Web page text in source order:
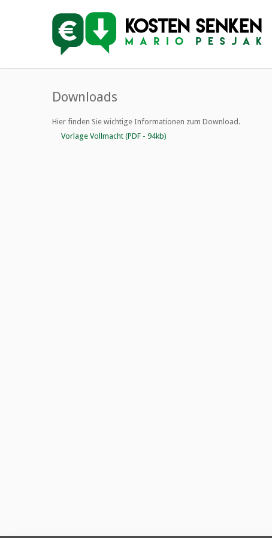
Downloads
Hier finden Sie wichtige Informationen zum Download.
Vorlage Vollmacht (PDF - 94kb)